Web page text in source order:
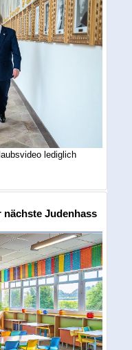
lediglich
Judenhass